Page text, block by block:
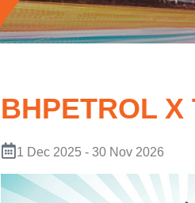
BHPETROL X
1 Dec 2025 - 30 Nov 2026